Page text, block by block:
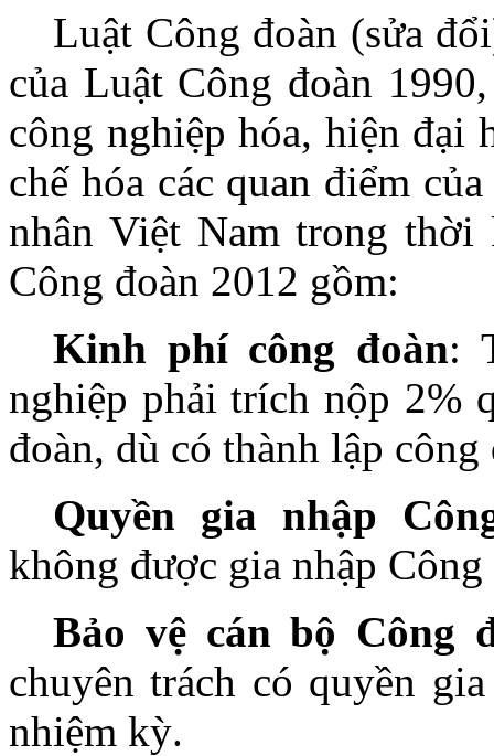
Luật Công đoàn (sửa
của Luật Công đoàn
công nghiệp hóa, hiện đại
chế hóa các quan điểm
nhân Việt Nam trong
Công đoàn 2012 gồm:
Kinh phí công đoàn:
nghiệp phải trích nộp 2%
đoàn, dù có thành lập
Quyền gia nhập
không được gia nhập
Bảo vệ cán bộ Công
chuyên trách có quyền
nhiệm kỳ.